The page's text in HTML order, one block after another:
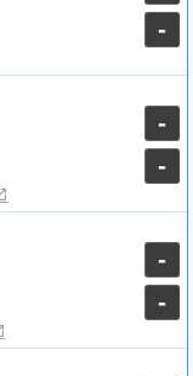
-
-
-
-
-